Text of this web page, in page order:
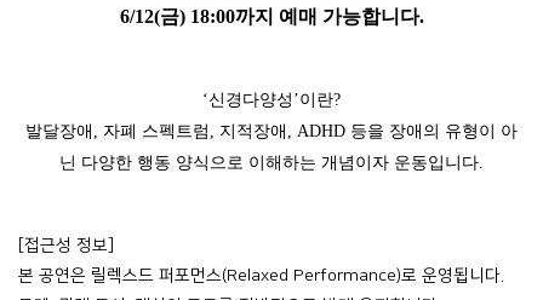
6/12(금) 18:00까지 예매 가능합니다.
‘신경다양성 ’이란?
발달장애 , 자폐 스펙트럼 , 지적장애 , ADHD 등을 장애의 유형이 아
닌 다양한 행동 양식으로 이해하는 개념이자 운동입니다.
접근성 정보
본 공연은 릴렉스드 퍼포먼스(Relaxed Performance)로 운영됩니다